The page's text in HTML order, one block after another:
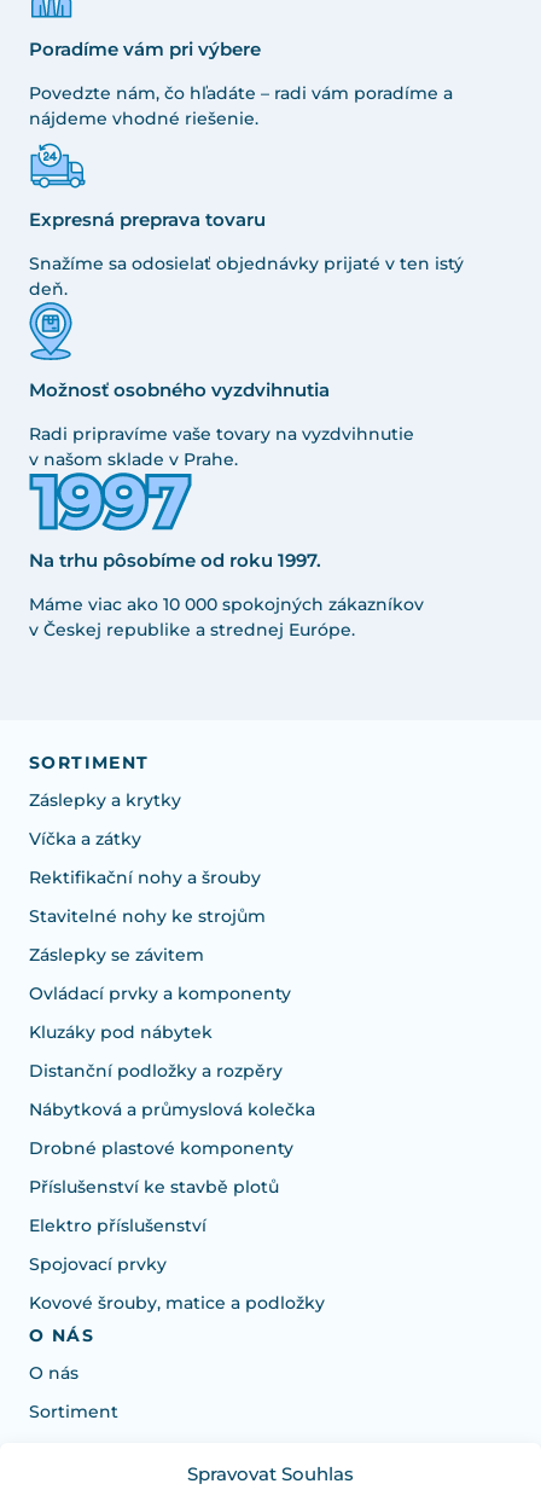
Spravovat Souhlas
Poradíme vám pri výbere
Povedzte nám, čo hľadáte – radi vám poradíme a
nájdeme vhodné riešenie.
Expresná preprava tovaru
Snažíme sa odosielať objednávky prijaté v ten istý
deň.
Možnosť osobného vyzdvihnutia
Radi pripravíme vaše tovary na vyzdvihnutie
v našom sklade v Prahe.
Na trhu pôsobíme od roku 1997.
Máme viac ako 10 000 spokojných zákazníkov
v Českej republike a strednej Európe.
SORTIMENT
Záslepky a krytky
Víčka a zátky
Rektifikační nohy a šrouby
Stavitelné nohy ke strojům
Záslepky se závitem
Ovládací prvky a komponenty
Kluzáky pod nábytek
Distanční podložky a rozpěry
Nábytková a průmyslová kolečka
Drobné plastové komponenty
Příslušenství ke stavbě plotů
Elektro příslušenství
Spojovací prvky
Kovové šrouby, matice a podložky
O NÁS
O nás
Sortiment
Potrebujete poradiť s výberom?